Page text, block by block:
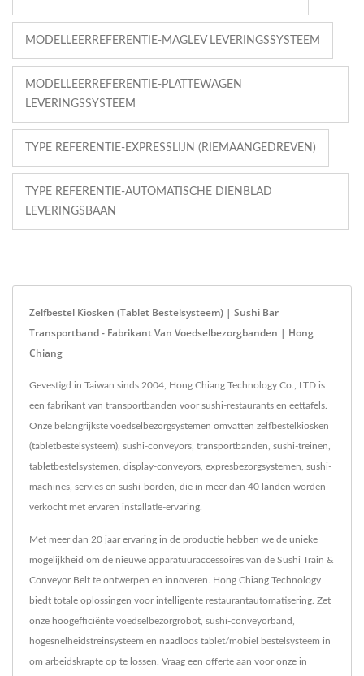
MODELLEERREFERENTIE-MAGLEV LEVERINGSSYSTEEM
MODELLEERREFERENTIE-PLATTEWAGEN
LEVERINGSSYSTEEM
TYPE REFERENTIE-EXPRESSLIJN (RIEMAANGEDREVEN)
TYPE REFERENTIE-AUTOMATISCHE DIENBLAD
LEVERINGSBAAN
Zelfbestel Kiosken (Tablet Bestelsysteem) | Sushi Bar
Transportband - Fabrikant Van Voedselbezorgbanden | Hong
Chiang
Gevestigd in Taiwan sinds 2004, Hong Chiang Technology Co., LTD is
een fabrikant van transportbanden voor sushi-restaurants en eettafels.
Onze belangrijkste voedselbezorgsystemen omvatten zelfbestelkiosken
(tabletbestelsysteem), sushi-conveyors, transportbanden, sushi-treinen,
tabletbestelsystemen, display-conveyors, expresbezorgsystemen, sushi-
machines, servies en sushi-borden, die in meer dan 40 landen worden
verkocht met ervaren installatie-ervaring.
Met meer dan 20 jaar ervaring in de productie hebben we de unieke
mogelijkheid om de nieuwe apparatuuraccessoires van de Sushi Train &
Conveyor Belt te ontwerpen en innoveren. Hong Chiang Technology
biedt totale oplossingen voor intelligente restaurantautomatisering. Zet
onze hoogefficiënte voedselbezorgrobot, sushi-conveyorband,
hogesnelheidstreinsysteem en naadloos tablet/mobiel bestelsysteem in
om arbeidskrapte op te lossen. Vraag een offerte aan voor onze in